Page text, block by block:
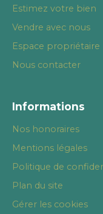
Estimez votre bien
Vendre avec nous
Espace propriétaire
Nous contacter
Informations
Nos honoraires
Mentions légales
Politique de
Plan du site
Gérer les cookies